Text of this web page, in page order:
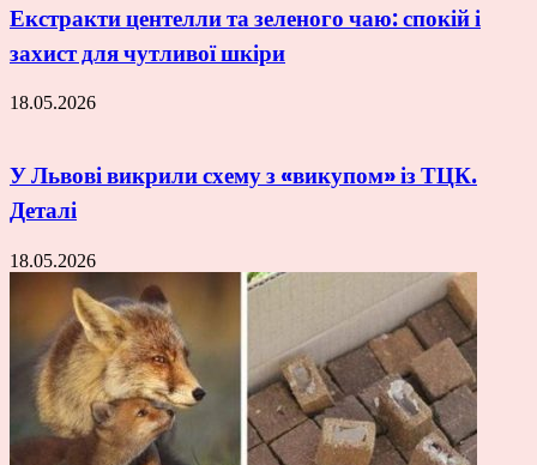
Екстракти центелли та зеленого чаю: спокій і
захист для чутливої шкіри
18.05.2026
У Львові викрили схему з «викупом» із ТЦК.
Деталі
18.05.2026